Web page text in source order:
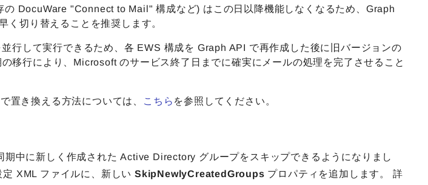
の DocuWare "Connect to Mail" 構成など) はこの日以降機能しなくなるため、Graph
く切り替えることを推奨します。
行して実行できるため、各 EWS 構成を Graph API で再作成した後に旧バージョンの
移行により、Microsoft のサービス終了日までに確実にメールの処理を完了させること
置き換える方法については、 こちら を参照してください。
期中に新しく作成された Active Directory グループをスキップできるようになりまし
XML ファイルに、新しい SkipNewlyCreatedGroups プロパティを追加します。 詳